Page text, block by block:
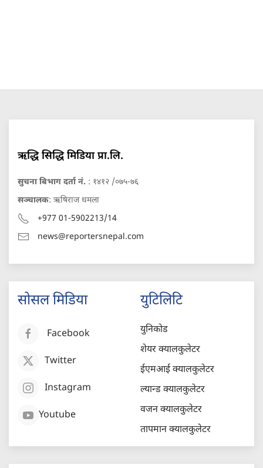
ऋद्धि सिद्धि मिडिया प्रा.लि.
सुचना बिभाग दर्ता नं. : १४१२ /०७५-७६
सञ्चालक: ऋषिराज धमला
+977 01-5902213/14
news@reportersnepal.com
सोसल मिडिया
Facebook
Twitter
Instagram
Youtube
युटिलिटि
युनिकोड
शेयर क्यालकुलेटर
ईएमआई क्यालकुलेटर
ल्यान्ड क्यालकुलेटर
वजन क्यालकुलेटर
तापमान क्यालकुलेटर